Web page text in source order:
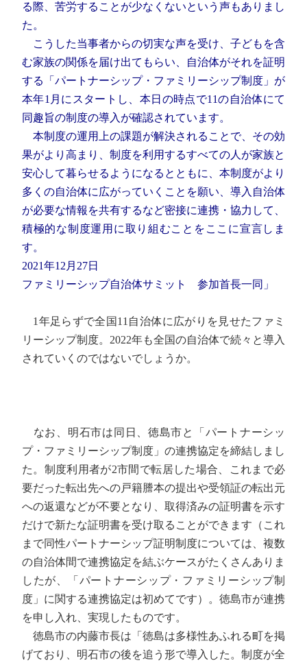
る際、苦労することが少なくないという声もありまし
た。
こうした当事者からの切実な声を受け、子どもを含
む家族の関係を届け出てもらい、自治体がそれを証明
する「パートナーシップ・ファミリーシップ制度」が
本年1月にスタートし、本日の時点で11の自治体にて
同趣旨の制度の導入が確認されています。
本制度の運用上の課題が解決されることで、その効
果がより高まり、制度を利用するすべての人が家族と
安心して暮らせるようになるとともに、本制度がより
多くの自治体に広がっていくことを願い、導入自治体
が必要な情報を共有するなど密接に連携・協力して、
積極的な制度運用に取り組むことをここに宣言しま
す。
2021年12月27日
ファミリーシップ自治体サミット 参加首長一同」
1年足らずで全国11自治体に広がりを見せたファミ
リーシップ制度。2022年も全国の自治体で続々と導入
されていくのではないでしょうか。
なお、明石市は同日、徳島市と「パートナーシッ
プ・ファミリーシップ制度」の連携協定を締結しまし
た。制度利用者が2市間で転居した場合、これまで必
要だった転出先への戸籍謄本の提出や受領証の転出元
への返還などが不要となり、取得済みの証明書を示す
だけで新たな証明書を受け取ることができます（これ
まで同性パートナーシップ証明制度については、複数
の自治体間で連携協定を結ぶケースがたくさんありま
したが、「パートナーシップ・ファミリーシップ制
度」に関する連携協定は初めてです）。徳島市が連携
を申し入れ、実現したものです。
徳島市の内藤市長は「徳島は多様性あふれる町を掲
げており、明石市の後を追う形で導入した。制度が全